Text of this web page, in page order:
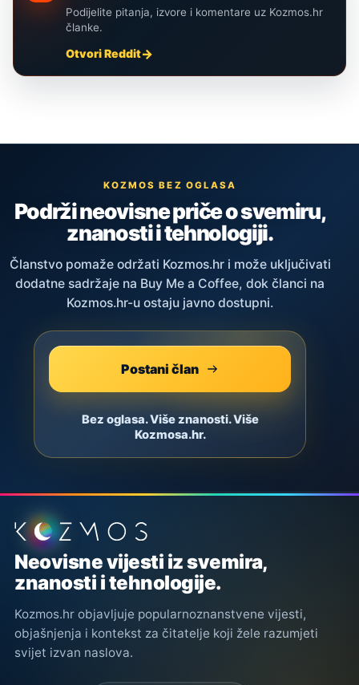
Podijelite pitanja, izvore i komentare uz Kozmos.hr
članke.
Otvori Reddit
KOZMOS BEZ OGLASA
Podrži neovisne priče o svemiru,
znanosti i tehnologiji.
Članstvo pomaže održati Kozmos.hr i može uključivati
dodatne sadržaje na Buy Me a Coffee, dok članci na
Kozmos.hr-u ostaju javno dostupni.
Postani član
Bez oglasa. Više znanosti. Više
Kozmosa.hr.
Podnožje stranice
Neovisne vijesti iz svemira,
znanosti i tehnologije.
Kozmos.hr objavljuje popularnoznanstvene vijesti,
objašnjenja i kontekst za čitatelje koji žele razumjeti
svijet izvan naslova.